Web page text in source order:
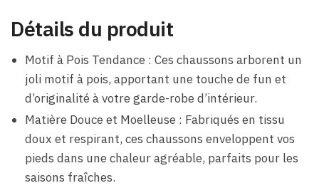
Détails du produit
Motif à Pois Tendance : Ces chaussons arborent un
joli motif à pois, apportant une touche de fun et
d’originalité à votre garde-robe d’intérieur.
Matière Douce et Moelleuse : Fabriqués en tissu
doux et respirant, ces chaussons enveloppent vos
pieds dans une chaleur agréable, parfaits pour les
saisons fraîches.